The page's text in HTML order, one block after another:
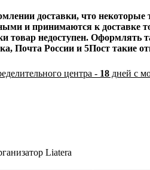
доставки, что
и принимаются к доставке
товар недоступен.
Почта России и 5Пост такие
центра - 18 дней с
Liatera